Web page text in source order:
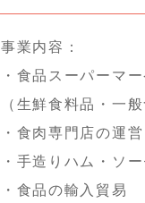
事業内容：
・食品スーパーマ
（生鮮食料品・一
・食肉専門店の運営
・手造りハム・ソ
・食品の輸入貿易